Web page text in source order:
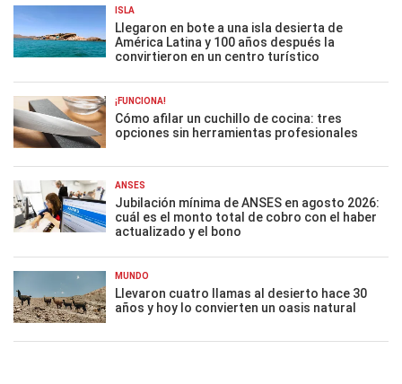
ISLA
Llegaron en bote a una isla desierta de
América Latina y 100 años después la
convirtieron en un centro turístico
¡FUNCIONA!
Cómo afilar un cuchillo de cocina: tres
opciones sin herramientas profesionales
ANSES
Jubilación mínima de ANSES en agosto 2026:
cuál es el monto total de cobro con el haber
actualizado y el bono
MUNDO
Llevaron cuatro llamas al desierto hace 30
años y hoy lo convierten un oasis natural